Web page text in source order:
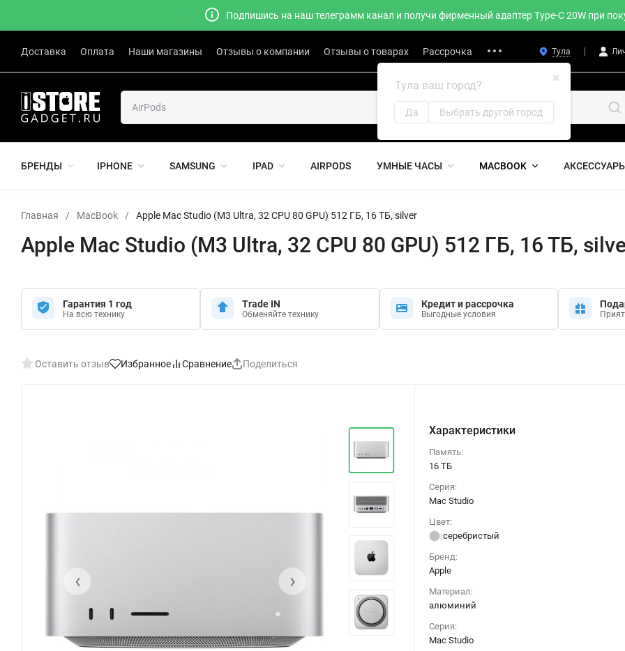
Подпишись на наш телеграмм канал и получи фирменный адаптер Type-C 20W при
Доставка Оплата Наши магазины Отзывы о компании Отзывы о товарах Рассрочка Тула
✖
Тула ваш город?
Да Выбрать другой город
БРЕНДЫ IPHONE SAMSUNG IPAD AIRPODS УМНЫЕ ЧАСЫ MACBOOK
Главная / MacBook / Apple Mac Studio (M3 Ultra, 32 CPU 80 GPU) 512 ГБ, 16 ТБ, silver
Apple Mac Studio (M3 Ultra, 32 CPU 80 GPU) 512 ГБ, 16 ТБ,
Гарантия 1 год
На всю технику
Trade IN
Обменяйте технику
Кредит и рассрочка
Выгодные условия
Оставить отзыв Избранное Сравнение Поделиться
‹ ›
Характеристики
Память:
16 ТБ
Серия:
Mac Studio
Цвет:
серебристый
Бренд:
Apple
Материал:
алюминий
Серия:
Mac Studio